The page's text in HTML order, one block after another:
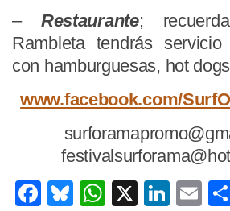
– Restaurante;
Rambleta tendrás
con hamburguesas, hot
www.facebook.com/
Facebook
Bluesky
WhatsApp
X